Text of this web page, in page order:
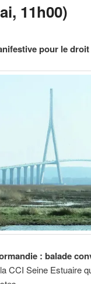
11h00)
pour le
: balade
CCI Seine Estuaire